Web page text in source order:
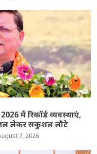
में रिकॉर्ड व्यवस्थाएं,
लेकर सकुशल लौटे
7, 2026